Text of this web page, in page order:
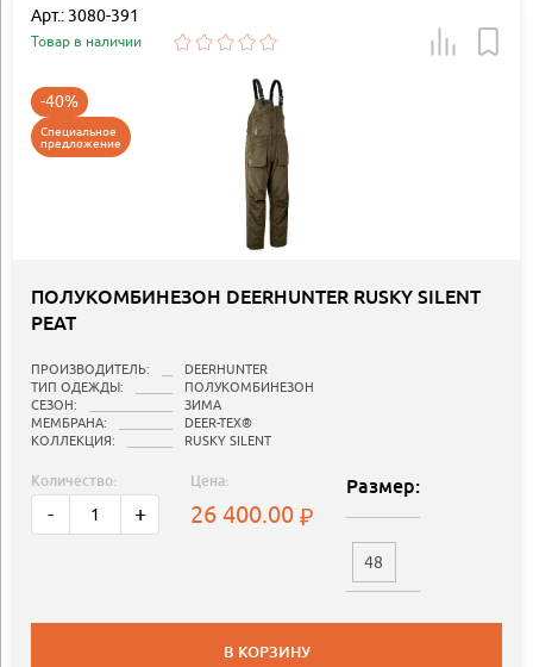
Арт.: 3080-391
Товар в наличии
-40%
Специальное
предложение
ПОЛУКОМБИНЕЗОН DEERHUNTER RUSKY SILENT
PEAT
ПРОИЗВОДИТЕЛЬ:
DEERHUNTER
ТИП ОДЕЖДЫ:
ПОЛУКОМБИНЕЗОН
СЕЗОН:
ЗИМА
МЕМБРАНА:
DEER-TEX®
КОЛЛЕКЦИЯ:
RUSKY SILENT
Количество:
- +
Цена:
26 400.00
Размер:
48
В КОРЗИНУ